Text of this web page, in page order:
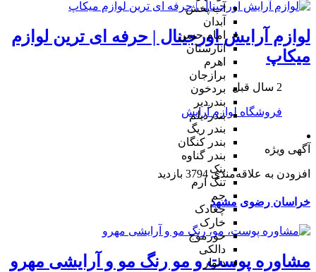
آب پخش
آبدان
امام حسن
انارستان
اهرم
برازجان
بردخون
بندردیر
بندردیلم
بندر ریگ
بندر کنگان
بندر گناوه
بنک
تنگ ارم
جم
چغادک
خارک
خورموج
دالکی
دلوار
لوازم آرایش اورجینال | حرفه ای ترین لوازم
میکاپ
2 سال قبل
فروشگاه لوازم آرایش
آگهی ویژه
افزودن به علاقه‌مندی 3794 بازدید
خراسان رضوی مشهد
مشاوره پوست و مو رنگ مو و آرایشی مهرو